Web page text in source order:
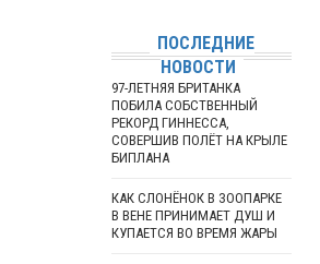
ПОСЛЕДНИЕ
НОВОСТИ
97-ЛЕТНЯЯ БРИТАНКА
ПОБИЛА СОБСТВЕННЫЙ
РЕКОРД ГИННЕССА,
СОВЕРШИВ ПОЛЁТ НА КРЫЛЕ
БИПЛАНА
КАК СЛОНЁНОК В ЗООПАРКЕ
В ВЕНЕ ПРИНИМАЕТ ДУШ И
КУПАЕТСЯ ВО ВРЕМЯ ЖАРЫ